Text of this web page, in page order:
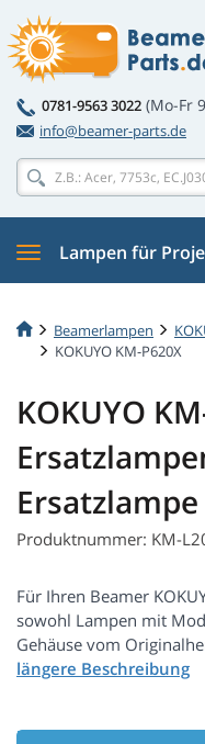
0781-9563 3022 (Mo-Fr
info@beamer-parts.de
Lampen für
Beamerlampen
KOKUYO KM-P620X
KOKUYO
Ersatzlampe
Produktnummer: KM-
Für Ihren Beamer
sowohl Lampen mit
Gehäuse vom